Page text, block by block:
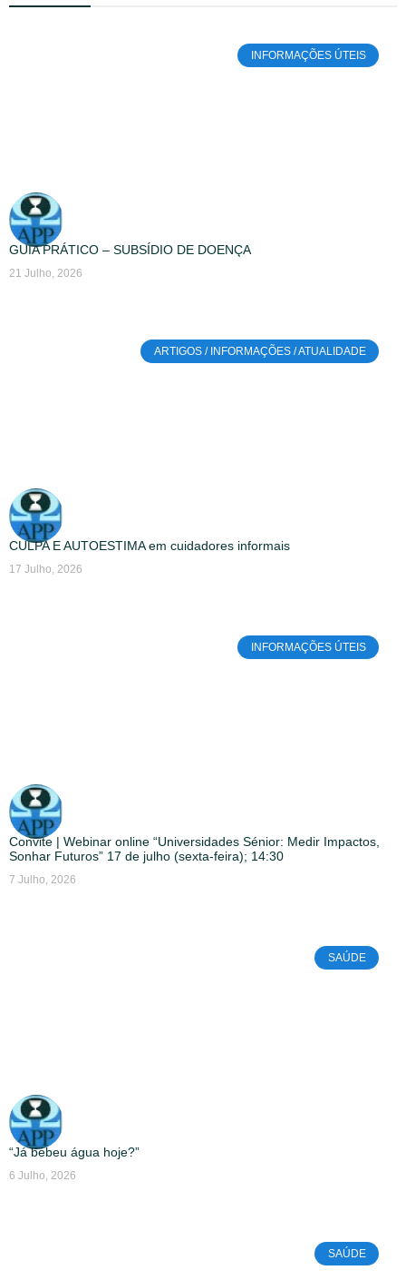
INFORMAÇÕES ÚTEIS
GUIA PRÁTICO – SUBSÍDIO DE DOENÇA
21 Julho, 2026
ARTIGOS / INFORMAÇÕES / ATUALIDADE
CULPA E AUTOESTIMA em cuidadores informais
17 Julho, 2026
INFORMAÇÕES ÚTEIS
Convite | Webinar online “Universidades Sénior: Medir Impactos,
Sonhar Futuros” 17 de julho (sexta-feira); 14:30
7 Julho, 2026
SAÚDE
“Já bebeu água hoje?”
6 Julho, 2026
SAÚDE